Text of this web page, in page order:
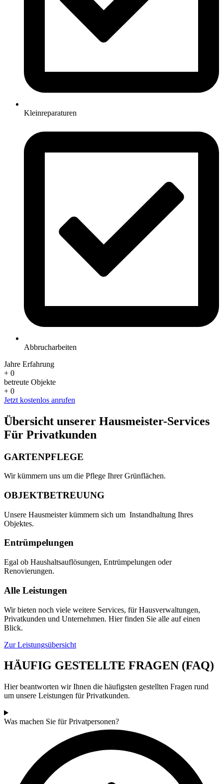
Kleinreparaturen
Abbrucharbeiten
Jahre Erfahrung
+ 0
betreute Objekte
+ 0
Jetzt kostenlos anrufen
Übersicht unserer Hausmeister-Services
Für Privatkunden
GARTENPFLEGE
Wir kümmern uns um die Pflege Ihrer Grünflächen.
OBJEKTBETREUUNG
Unsere Hausmeister kümmern sich um Instandhaltung Ihres
Objektes.
Entrümpelungen
Egal ob Haushaltsauflösungen, Entrümpelungen oder
Renovierungen.
Alle Leistungen
Wir bieten noch viele weitere Services, für Hausverwaltungen,
Privatkunden und Unternehmen. Hier finden Sie alle auf einen
Blick.
Zur Leistungsübersicht
HÄUFIG GESTELLTE FRAGEN (FAQ)
Hier beantworten wir Ihnen die häufigsten gestellten Fragen rund
um unsere Leistungen für Privatkunden.
Was machen Sie für Privatpersonen?